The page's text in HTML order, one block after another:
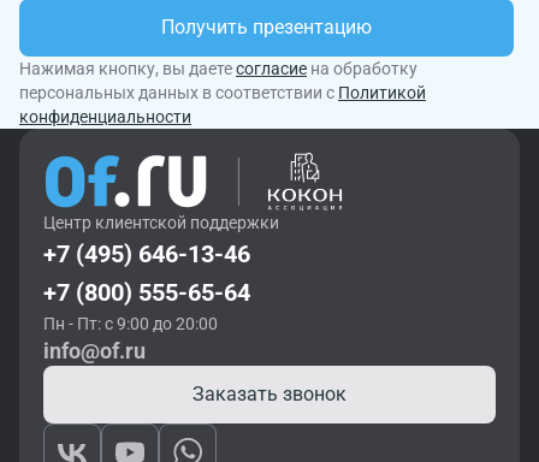
Получить презентацию
Нажимая кнопку, вы даетесогласие на обработку
персональных данных в соответствии с Политикой
конфиденциальности
Центр клиентской поддержки
+7 (495) 646-13-46
+7 (800) 555-65-64
Пн - Пт: с 9:00 до 20:00
info@of.ru
Заказать звонок